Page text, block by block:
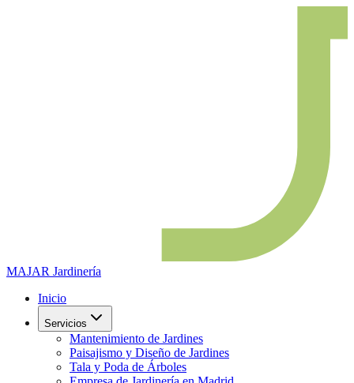
MAJAR Jardinería
Inicio
Servicios
Mantenimiento de Jardines
Paisajismo y Diseño de Jardines
Tala y Poda de Árboles